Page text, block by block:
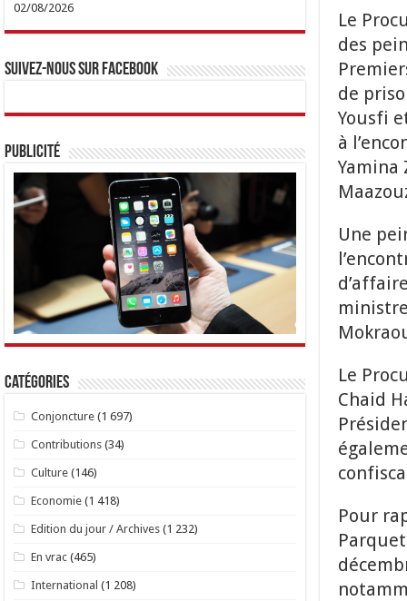
Le
des
de
Yousfi
à
Yamina
Une
Le
Chaid
Pour
02/08/2026
Suivez-nous sur Facebook
Publicité
Catégories
Conjoncture (1 697)
Contributions (34)
Culture (146)
Economie (1 418)
Edition du jour / Archives (1 232)
En vrac (465)
International (1 208)